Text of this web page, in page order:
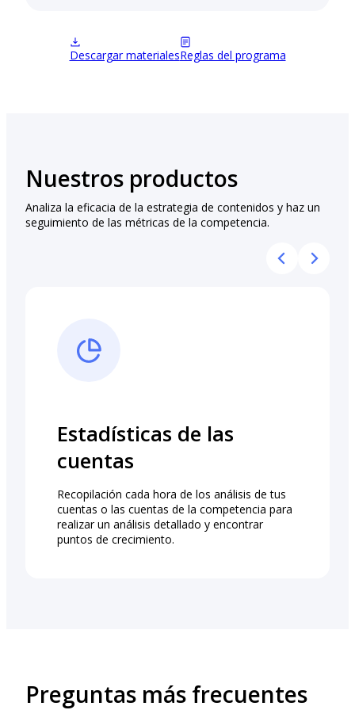
Descargar materialesReglas del programa
Nuestros productos
Analiza la eficacia de la estrategia de contenidos y haz un
seguimiento de las métricas de la competencia.
Estadísticas de las
cuentas
Recopilación cada hora de los análisis de tus
cuentas o las cuentas de la competencia para
realizar un análisis detallado y encontrar
puntos de crecimiento.
Preguntas más frecuentes